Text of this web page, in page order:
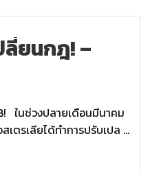
ลี่ยนกฎ! –
ในช่วงปลายเดือนมีนาคม
เตรเลียได้ทำการปรับเปล …